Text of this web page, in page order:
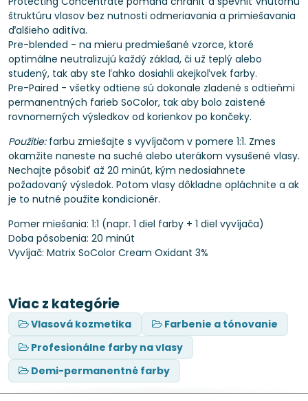
štruktúru vlasov bez nutnosti odmeriavania a primiešavania
ďalšieho aditíva.
Pre-blended - na mieru predmiešané vzorce, ktoré
optimálne neutralizujú každý základ, či už teplý alebo
studený, tak aby ste ľahko dosiahli akejkoľvek farby.
Pre-Paired - všetky odtiene sú dokonale zladené s odtieňmi
permanentných farieb SoColor, tak aby bolo zaistené
rovnomerných výsledkov od korienkov po končeky.
Použitie:farbu zmiešajte s vyvíjačom v pomere 1:1. Zmes
okamžite naneste na suché alebo uterákom vysušené vlasy.
Nechajte pôsobiť až 20 minút, kým nedosiahnete
požadovaný výsledok. Potom vlasy dôkladne opláchnite a ak
je to nutné použite kondicionér.
Pomer miešania: 1:1 (napr. 1 diel farby + 1 diel vyvíjača)
Doba pôsobenia: 20 minút
Vyvíjač: Matrix SoColor Cream Oxidant 3%
Viac z kategórie
Vlasová kozmetika
Farbenie a tónovanie
Profesionálne farby na vlasy
Demi-permanentné farby